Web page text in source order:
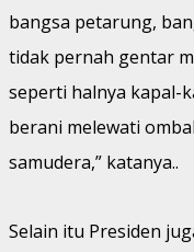
bangsa petarung,
tidak pernah gentar
seperti halnya kapal-
berani melewati
samudera,” katanya..
Selain itu Presiden